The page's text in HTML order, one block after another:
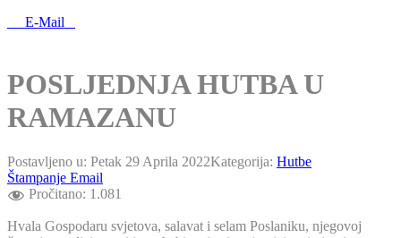
E-Mail
POSLJEDNJA HUTBA U
RAMAZANU
Postavljeno u: Petak 29 Aprila 2022Kategorija: Hutbe
Štampanje Email
Pročitano: 1.081
Hvala Gospodaru svjetova, salavat i selam Poslaniku, njegovoj